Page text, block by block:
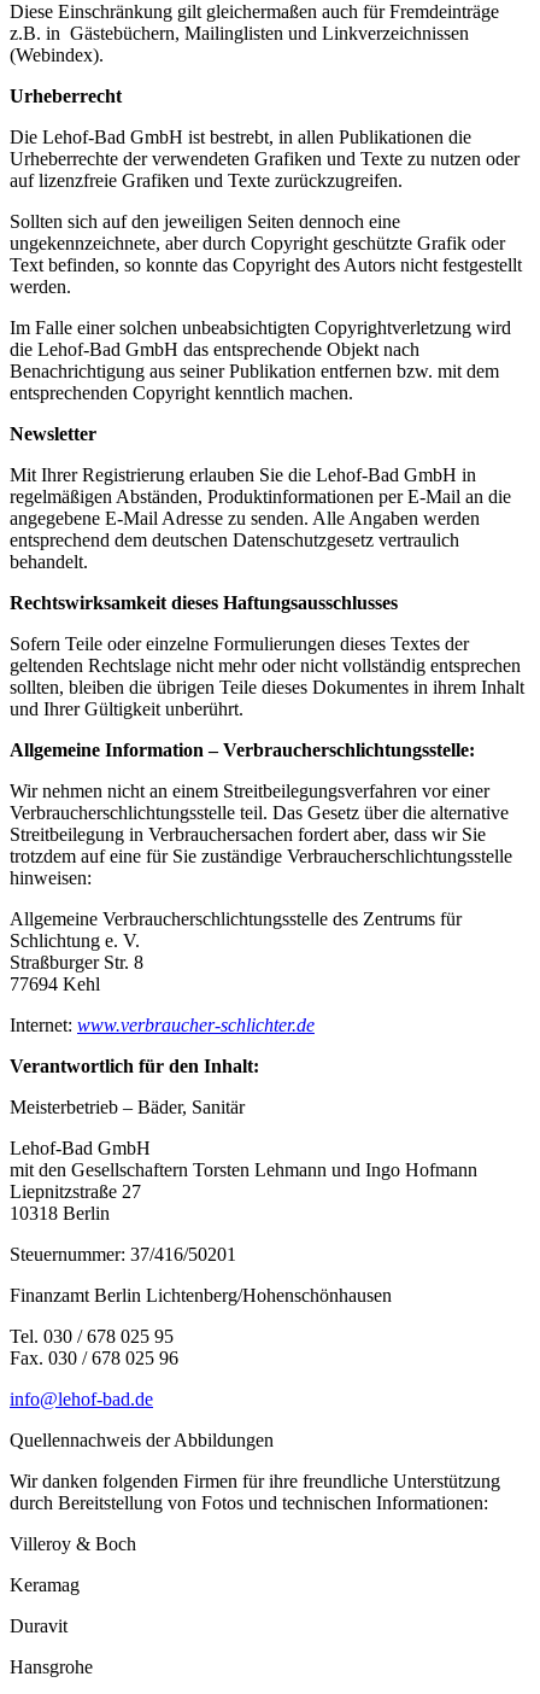
Diese Einschränkung gilt gleichermaßen auch für Fremdeinträge
z.B. in Gästebüchern, Mailinglisten und Linkverzeichnissen
(Webindex).
Urheberrecht
Die Lehof-Bad GmbH ist bestrebt, in allen Publikationen die
Urheberrechte der verwendeten Grafiken und Texte zu nutzen oder
auf lizenzfreie Grafiken und Texte zurückzugreifen.
Sollten sich auf den jeweiligen Seiten dennoch eine
ungekennzeichnete, aber durch Copyright geschützte Grafik oder
Text befinden, so konnte das Copyright des Autors nicht festgestellt
werden.
Im Falle einer solchen unbeabsichtigten Copyrightverletzung wird
die Lehof-Bad GmbH das entsprechende Objekt nach
Benachrichtigung aus seiner Publikation entfernen bzw. mit dem
entsprechenden Copyright kenntlich machen.
Newsletter
Mit Ihrer Registrierung erlauben Sie die Lehof-Bad GmbH in
regelmäßigen Abständen, Produktinformationen per E-Mail an die
angegebene E-Mail Adresse zu senden. Alle Angaben werden
entsprechend dem deutschen Datenschutzgesetz vertraulich
behandelt.
Rechtswirksamkeit dieses Haftungsausschlusses
Sofern Teile oder einzelne Formulierungen dieses Textes der
geltenden Rechtslage nicht mehr oder nicht vollständig entsprechen
sollten, bleiben die übrigen Teile dieses Dokumentes in ihrem Inhalt
und Ihrer Gültigkeit unberührt.
Allgemeine Information – Verbraucherschlichtungsstelle:
Wir nehmen nicht an einem Streitbeilegungsverfahren vor einer
Verbraucherschlichtungsstelle teil. Das Gesetz über die alternative
Streitbeilegung in Verbrauchersachen fordert aber, dass wir Sie
trotzdem auf eine für Sie zuständige Verbraucherschlichtungsstelle
hinweisen:
Allgemeine Verbraucherschlichtungsstelle des Zentrums für
Schlichtung e. V.
Straßburger Str. 8
77694 Kehl
Internet: www.verbraucher-schlichter.de
Verantwortlich für den Inhalt:
Meisterbetrieb – Bäder, Sanitär
Lehof-Bad GmbH
mit den Gesellschaftern Torsten Lehmann und Ingo Hofmann
Liepnitzstraße 27
10318 Berlin
Steuernummer: 37/416/50201
Finanzamt Berlin Lichtenberg/Hohenschönhausen
Tel. 030 / 678 025 95
Fax. 030 / 678 025 96
info@lehof-bad.de
Quellennachweis der Abbildungen
Wir danken folgenden Firmen für ihre freundliche Unterstützung
durch Bereitstellung von Fotos und technischen Informationen:
Villeroy & Boch
Keramag
Duravit
Hansgrohe